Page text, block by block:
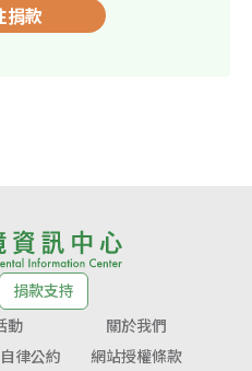
捐款
捐款支持
動
關於我們
律公約 網站授權條款